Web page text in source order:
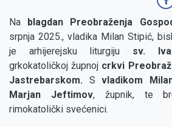
Na blagdan Preobraženja
srpnja 2025., vladika Milan Stipić,
je arhijerejsku liturgiju sv.
grkokatoličkoj župnoj crkvi
Jastrebarskom. S vladikom
Marjan Jeftimov, župnik, te
rimokatolički svećenici.